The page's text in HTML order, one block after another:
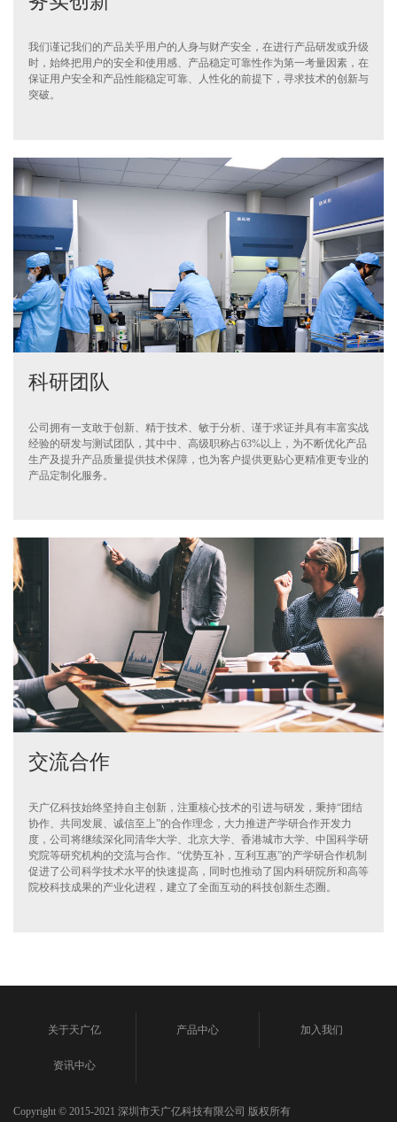
我们谨记我们的产品关乎用户的人身与财产安全，在进行产品研发或升级
时，始终把用户的安全和使用感、产品稳定可靠性作为第一考量因素，在
保证用户安全和产品性能稳定可靠、人性化的前提下，寻求技术的创新与
突破。
科研团队
公司拥有一支敢于创新、精于技术、敏于分析、谨于求证并具有丰富实战
经验的研发与测试团队，其中中、高级职称占63%以上，为不断优化产品
生产及提升产品质量提供技术保障，也为客户提供更贴心更精准更专业的
产品定制化服务。
交流合作
天广亿科技始终坚持自主创新，注重核心技术的引进与研发，秉持“团结
协作、共同发展、诚信至上”的合作理念，大力推进产学研合作开发力
度，公司将继续深化同清华大学、北京大学、香港城市大学、中国科学研
究院等研究机构的交流与合作。“优势互补，互利互惠”的产学研合作机制
促进了公司科学技术水平的快速提高，同时也推动了国内科研院所和高等
院校科技成果的产业化进程，建立了全面互动的科技创新生态圈。
关于天广亿 产品中心 加入我们
资讯中心
Copyright © 2015-2021 深圳市天广亿科技有限公司 版权所有